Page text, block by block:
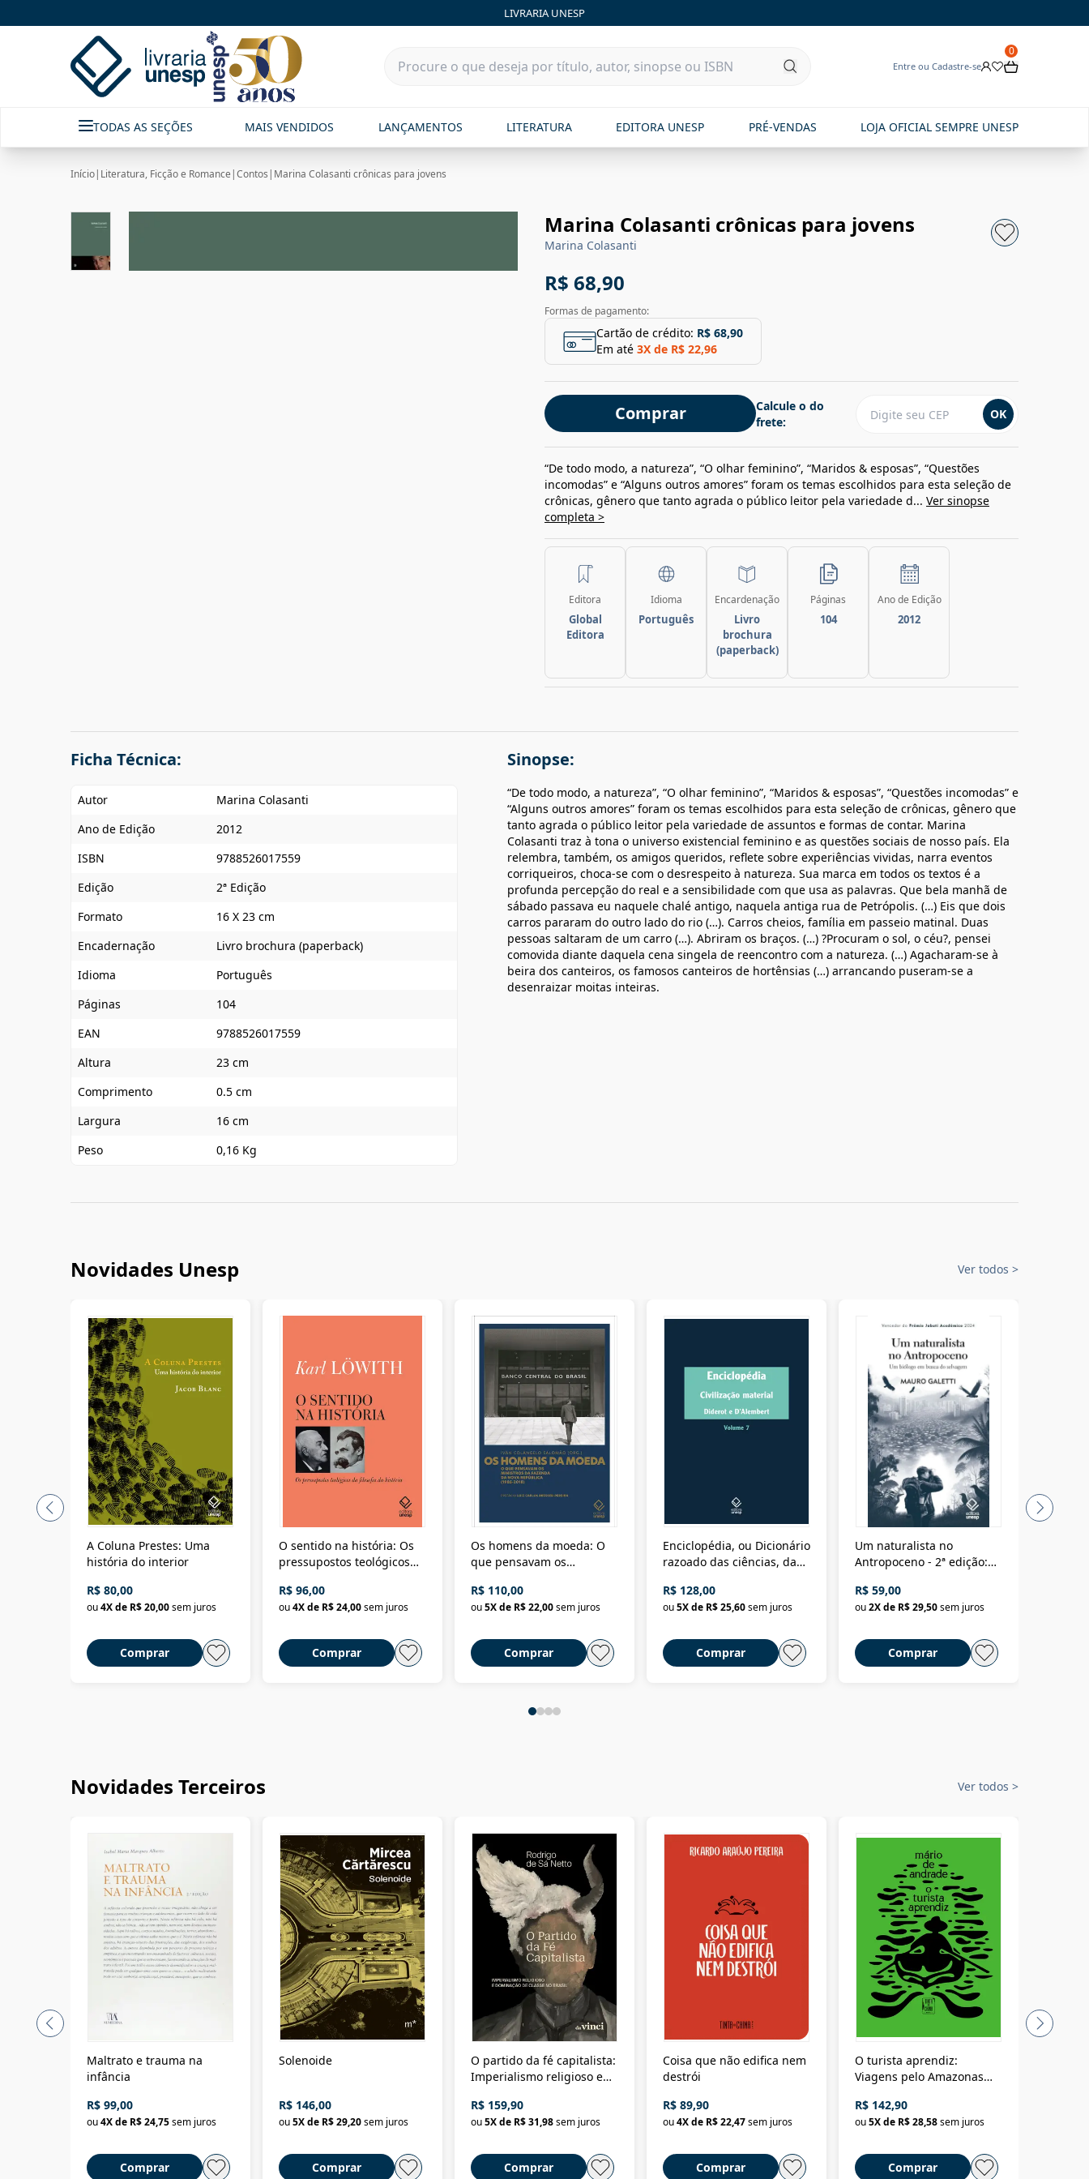
LIVRARIA UNESP
Entre ou Cadastre-se
0
TODAS AS SEÇÕES MAIS VENDIDOS LANÇAMENTOS LITERATURA EDITORA UNESP PRÉ-VENDAS LOJA OFICIAL SEMPRE UNESP
Início| Literatura, Ficção e Romance |Contos | Marina Colasanti crônicas para jovens
Marina Colasanti crônicas para jovens
Marina Colasanti
R$ 68,90
Formas de pagamento:
Cartão de crédito: R$ 68,90
Em até 3X de R$ 22,96
Comprar
Calcule o do
frete:
OK
“De todo modo, a natureza”, “O olhar feminino”, “Maridos & esposas”, “Questões
incomodas” e “Alguns outros amores” foram os temas escolhidos para esta seleção de
crônicas, gênero que tanto agrada o público leitor pela variedade d... Ver sinopse
completa >
Editora
Global
Editora
Idioma
Português
Encardenação
Livro
brochura
(paperback)
Páginas
104
Ano de Edição
2012
Ficha Técnica:
Autor
Marina Colasanti
Ano de Edição
2012
ISBN
9788526017559
Edição
2ª Edição
Formato
16 X 23 cm
Encadernação
Livro brochura (paperback)
Idioma
Português
Páginas
104
EAN
9788526017559
Altura
23 cm
Comprimento
0.5 cm
Largura
16 cm
Peso
0,16 Kg
Sinopse:
“De todo modo, a natureza”, “O olhar feminino”, “Maridos & esposas”, “Questões incomodas” e
“Alguns outros amores” foram os temas escolhidos para esta seleção de crônicas, gênero que
tanto agrada o público leitor pela variedade de assuntos e formas de contar. Marina
Colasanti traz à tona o universo existencial feminino e as questões sociais de nosso país. Ela
relembra, também, os amigos queridos, reflete sobre experiências vividas, narra eventos
corriqueiros, choca-se com o desrespeito à natureza. Sua marca em todos os textos é a
profunda percepção do real e a sensibilidade com que usa as palavras. Que bela manhã de
sábado passava eu naquele chalé antigo, naquela antiga rua de Petrópolis. (…) Eis que dois
carros pararam do outro lado do rio (…). Carros cheios, família em passeio matinal. Duas
pessoas saltaram de um carro (…). Abriram os braços. (…) ?Procuram o sol, o céu?, pensei
comovida diante daquela cena singela de reencontro com a natureza. (…) Agacharam-se à
beira dos canteiros, os famosos canteiros de hortênsias (…) arrancando puseram-se a
desenraizar moitas inteiras.
Novidades Unesp Ver todos >
A Coluna Prestes: Uma
história do interior
R$ 80,00
ou4X de R$ 20,00sem juros
Comprar
O sentido na história: Os
pressupostos teológicos
R$ 96,00
ou4X de R$ 24,00sem juros
Comprar
Os homens da moeda: O
que pensavam os
Nova República (1985-
2018)
R$ 110,00
ou5X de R$ 22,00sem juros
Comprar
Enciclopédia, ou Dicionário
razoado das ciências, das
Civilização material
R$ 128,00
ou5X de R$ 25,60sem juros
Comprar
Um naturalista no
Antropoceno - 2ª edição:
selvagem
R$ 59,00
ou2X de R$ 29,50sem juros
Comprar
Novidades Terceiros Ver todos >
Maltrato e trauma na
infância
R$ 99,00
ou4X de R$ 24,75sem juros
Comprar
Solenoide
R$ 146,00
ou5X de R$ 29,20sem juros
Comprar
O partido da fé capitalista:
Imperialismo religioso e
Brasil
R$ 159,90
ou5X de R$ 31,98sem juros
Comprar
Coisa que não edifica nem
destrói
R$ 89,90
ou4X de R$ 22,47sem juros
Comprar
O turista aprendiz:
Viagens pelo Amazonas
até a Bolívia e por Marajó
até dizer chega
R$ 142,90
ou5X de R$ 28,58sem juros
Comprar